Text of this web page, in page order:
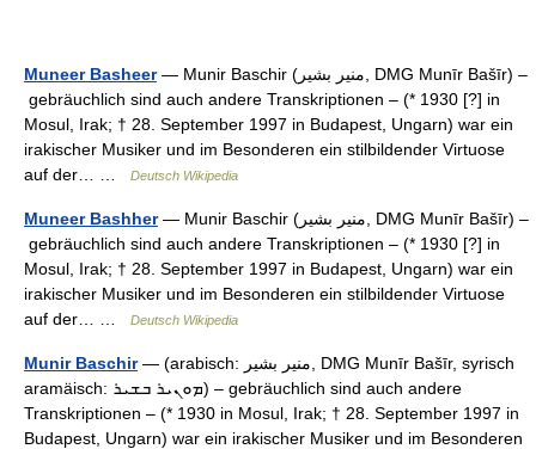
Muneer Basheer— Munir Baschir (‏منير بشير‎, DMG Munīr Bašīr) –
gebräuchlich sind auch andere Transkriptionen – (* 1930 [?] in
Mosul, Irak; † 28. September 1997 in Budapest, Ungarn) war ein
irakischer Musiker und im Besonderen ein stilbildender Virtuose
auf der… …
Deutsch Wikipedia
Muneer Bashher— Munir Baschir (‏منير بشير‎, DMG Munīr Bašīr) –
gebräuchlich sind auch andere Transkriptionen – (* 1930 [?] in
Mosul, Irak; † 28. September 1997 in Budapest, Ungarn) war ein
irakischer Musiker und im Besonderen ein stilbildender Virtuose
auf der… …
Deutsch Wikipedia
Munir Baschir— (arabisch: ‏منير بشير‎, DMG Munīr Bašīr, syrisch
aramäisch: ܡܘܢܝܪ ܒܫܝܪ) – gebräuchlich sind auch andere
Transkriptionen – (* 1930 in Mosul, Irak; † 28. September 1997 in
Budapest, Ungarn) war ein irakischer Musiker und im Besonderen